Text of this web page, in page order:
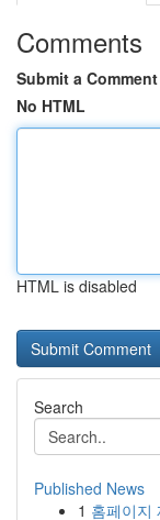
Comments
Submit a Comment
No HTML
HTML is disabled
Search
Published News
1 홈페이지